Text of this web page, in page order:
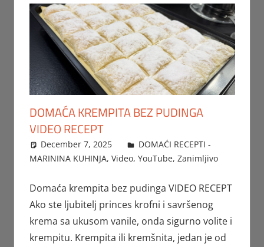
DOMAĆA KREMPITA BEZ PUDINGA
VIDEO RECEPT
December 7, 2025 FTorgAdmin
DOMAĆI RECEPTI -
MARININA KUHINJA, Video, YouTube, Zanimljivo
Domaća krempita bez pudinga VIDEO RECEPT
Ako ste ljubitelj princes krofni i savršenog
krema sa ukusom vanile, onda sigurno volite i
krempitu. Krempita ili kremšnita, jedan je od